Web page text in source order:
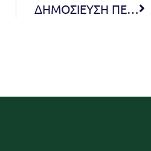
ΔΗΜΟΣΙΕΥΣΗ ΠΕΡΙΛΗΨΗΣ ΚΑΙ ΑΠΟΦΑΣΗΣ ΕΓΚΡΙΣΗΣ ΔΙΑΚΗΡΥΞΗΣ ΔΗΜΟΠΡΑΣΙΑΣ ΜΙΣΘΩΣΗΣ ΚΥΛΙΚΕΙΟΥ ΔΑΚ ΜΕΛΙΣΣΙΩΝ ΣΤΗΝ ΙΣΤΟΣΕΛΙΔΑ ΤΟΥ ΔΗΜΟΥ ΠΕΝΤΕΛΗΣ